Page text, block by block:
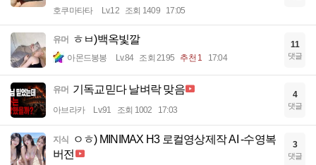
호쿠마타타 Lv.12 조회 1409 17:05
유머 ㅎㅂ)백옥빛깔
아몬드봉봉 Lv.84 조회 2195 추천 1 17:04
11
댓글
유머 기독교믿다 날벼락 맞음
아브라카 Lv.91 조회 1002 17:03
4
댓글
지식
ㅇㅎ) MINIMAX H3 로컬영상제작 AI -수영복
버전
3
댓글